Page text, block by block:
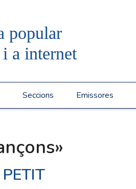
popular
a internet
Seccions Emissores